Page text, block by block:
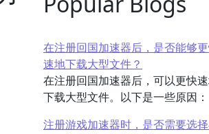
在注册回国加速器后，是否能够
速地下载大型文件？
在注册回国加速器后，可以更快
下载大型文件。以下是一些原因：
注册游戏加速器时，是否需要选